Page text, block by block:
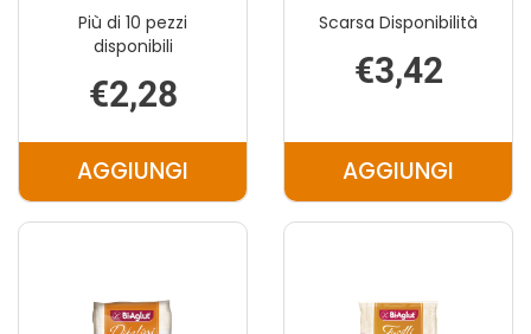
Più di 10 pezzi
disponibili
€2,28
AGGIUNGIAGGIUNGI BARILLA
TORTIGLIONI
Scarsa Disponibilità
€3,42
AGGIUNGIAGGIUNGI
BUCATINI